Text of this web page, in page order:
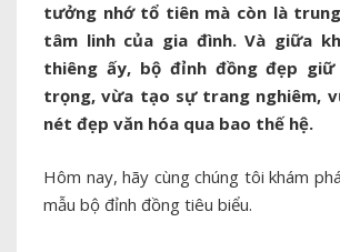
tưởng nhớ tổ tiên mà còn là
tâm linh của gia đình. Và giữa
thiêng ấy, bộ đỉnh đồng đẹp
trọng, vừa tạo sự trang nghiêm,
nét đẹp văn hóa qua bao thế hệ.
Hôm nay, hãy cùng chúng tôi khám
mẫu bộ đỉnh đồng tiêu biểu.